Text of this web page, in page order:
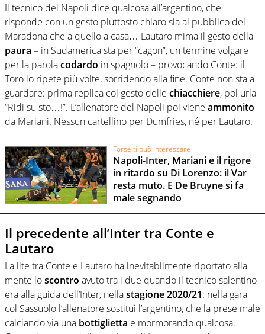
Il tecnico del Napoli dice qualcosa all’argentino, che
risponde con un gesto piuttosto chiaro sia al pubblico del
Maradona che a quello a casa… Lautaro mima il gesto della
paura – in Sudamerica sta per “cagon”, un termine volgare
per la parolacodardo in spagnolo – provocando Conte: il
Toro lo ripete più volte, sorridendo alla fine. Conte non sta a
guardare: prima replica col gesto delle chiacchiere, poi urla
“Ridi su sto…!”. L’allenatore del Napoli poi viene ammonito
da Mariani. Nessun cartellino per Dumfries, né per Lautaro.
Forse ti può interessare
Napoli-Inter, Mariani e il rigore
in ritardo su Di Lorenzo: il Var
resta muto. E De Bruyne si fa
male segnando
Il precedente all’Inter tra Conte e
Lautaro
La lite tra Conte e Lautaro ha inevitabilmente riportato alla
mente loscontro avuto tra i due quando il tecnico salentino
era alla guida dell’Inter, nellastagione 2020/21: nella gara
col Sassuolo l’allenatore sostituì l’argentino, che la prese male
calciando via una bottiglietta e mormorando qualcosa.